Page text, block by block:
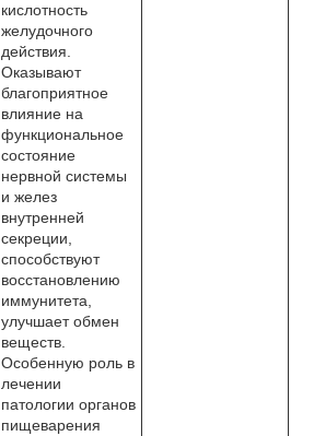
кислотность
желудочного
действия.
Оказывают
благоприятное
влияние на
функциональное
состояние
нервной системы
и желез
внутренней
секреции,
способствуют
восстановлению
иммунитета,
улучшает обмен
веществ.
Особенную роль в
лечении
патологии органов
пищеварения